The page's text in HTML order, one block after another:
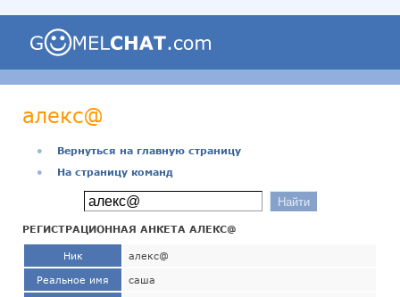
алекс@
●
Вернуться на главную страницу
●
На страницу команд
РЕГИСТРАЦИОННАЯ АНКЕТА АЛЕКС@
Ник алекс@
Реальное имя саша